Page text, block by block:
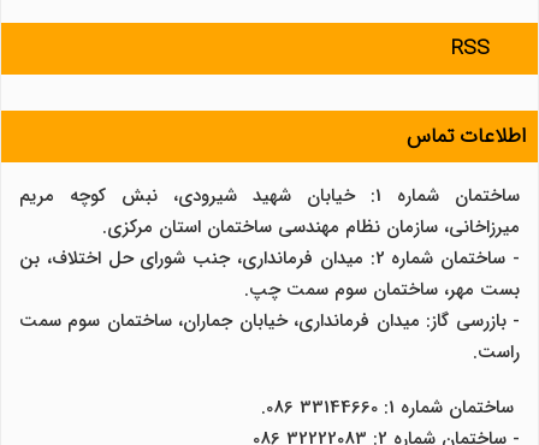
RSS
اطلاعات تماس
ساختمان شماره 1: خیابان شهید شیرودی، نبش کوچه مریم
میرزاخانی، سازمان نظام مهندسی ساختمان استان مرکزی.
- ساختمان شماره 2: میدان فرمانداری، جنب شورای حل اختلاف، بن
بست مهر، ساختمان سوم سمت چپ.
- بازرسی گاز: میدان فرمانداری، خیابان جماران، ساختمان سوم سمت
راست.
ساختمان شماره 1: 33144660 086.
- ساختمان شماره 2: 32222083 086